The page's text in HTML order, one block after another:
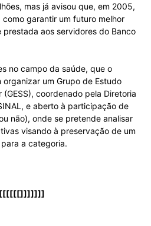
mas já avisou que, em 2005,
garantir um futuro melhor
prestada aos servidores do Banco
no campo da saúde, que o
um Grupo de Estudo
coordenado pela Diretoria
e aberto à participação de
não), onde se pretende analisar
visando à preservação de um
a categoria.